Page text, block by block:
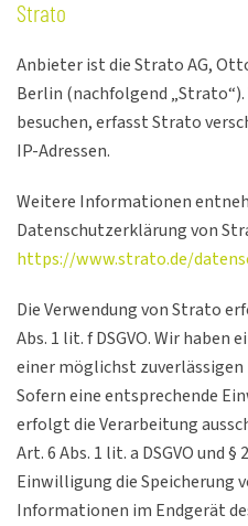
Strato
Anbieter ist die Strato AG,
Berlin (nachfolgend „Strato“).
besuchen, erfasst Strato
IP-Adressen.
Weitere Informationen
Datenschutzerklärung von
https://www.strato.de/
Die Verwendung von Strato
Abs. 1 lit. f DSGVO. Wir
einer möglichst
Sofern eine entsprechende
erfolgt die Verarbeitung
Art. 6 Abs. 1 lit. a DSGVO und §
Einwilligung die Speicherung
Informationen im Endgerät